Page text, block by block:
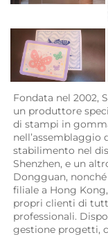
Fondata nel 2002,
un produttore
di stampi in
nell’assemblaggio
stabilimento nel
Shenzhen, e un
Dongguan,
filiale a Hong
propri clienti di
professionali.
gestione progetti,